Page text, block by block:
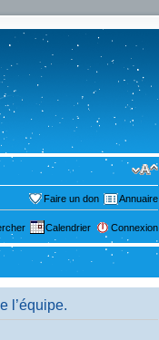
Faire un don Annuaire
Calendrier Connexion
l’équipe.